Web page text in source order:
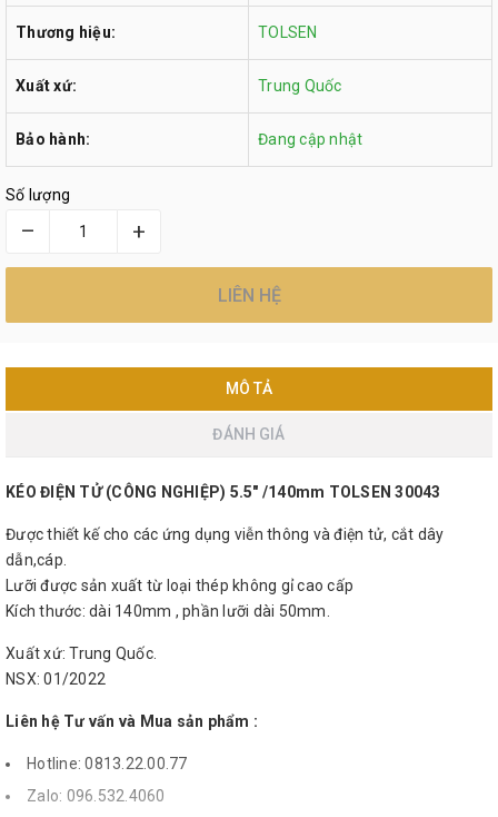
Thương hiệu: TOLSEN
Xuất xứ: Trung Quốc
Bảo hành: Đang cập nhật
Số lượng
– +
LIÊN HỆ
MÔ TẢ
ĐÁNH GIÁ
KÉO ĐIỆN TỬ (CÔNG NGHIỆP) 5.5" /140mm TOLSEN 30043
Được thiết kế cho các ứng dụng viễn thông và điện tử, cắt dây
dẫn,cáp.
Lưỡi được sản xuất từ loại thép không gỉ cao cấp
Kích thước: dài 140mm , phần lưỡi dài 50mm.
Xuất xứ: Trung Quốc.
NSX: 01/2022
Liên hệ Tư vấn và Mua sản phẩm :
Hotline: 0813.22.00.77
Zalo: 096.532.4060